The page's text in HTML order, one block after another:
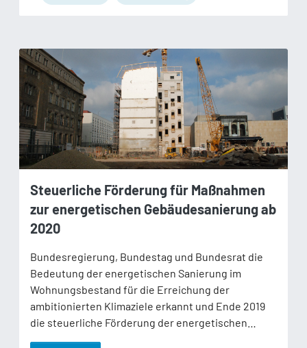
Steuerliche Förderung für Maßnahmen
zur energetischen Gebäudesanierung ab
2020
Bundesregierung, Bundestag und Bundesrat die
Bedeutung der energetischen Sanierung im
Wohnungsbestand für die Erreichung der
ambitionierten Klimaziele erkannt und Ende 2019
die steuerliche Förderung der energetischen…